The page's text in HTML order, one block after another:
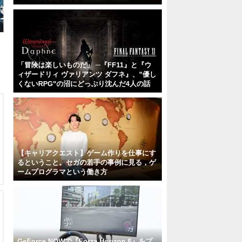
「冒険は楽しいものだ」 ─『FF11』と『ウ
ィザードリィ ヴァリアンツ ダフネ』、"優し
くないRPG"の沼にどっぷり沈んだ4人の話
【キャリアクエスト】ゲーム作りを仕事にす
るということ。セガの若手の事例に見る，ゲ
ームプログラマという働き方